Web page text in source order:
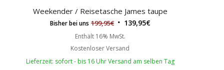
Weekender / Reisetasche James taupe
Bisher bei uns 199,95€ 139,95€
Enthält 16% MwSt.
Kostenloser Versand
Lieferzeit: sofort - bis 16 Uhr Versand am selben Tag